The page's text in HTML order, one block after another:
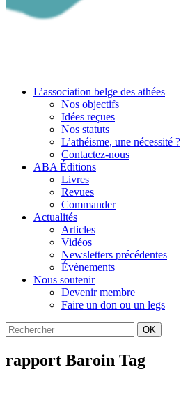
L’association belge des athées
Nos objectifs
Idées reçues
Nos statuts
L’athéisme, une nécessité ?
Contactez-nous
ABA Éditions
Livres
Revues
Commander
Actualités
Articles
Vidéos
Newsletters précédentes
Évènements
Nous soutenir
Devenir membre
Faire un don ou un legs
OK
rapport Baroin Tag